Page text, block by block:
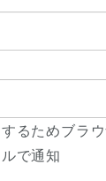
るためブラ
で通知